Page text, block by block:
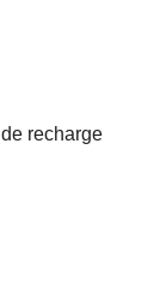
recharge